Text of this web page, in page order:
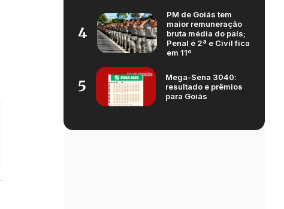
4
PM de Goiás tem
maior remuneração
bruta média do país;
Penal é 2ª e Civil fica
em 11º
5
Mega-Sena 3040:
resultado e prêmios
para Goiás